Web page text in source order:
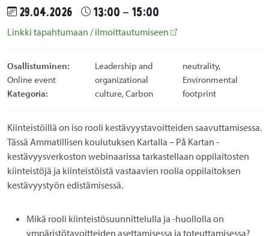
29.04.2026 13:00 – 15:00
Linkki tapahtumaan / ilmoittautumiseen
Osallistuminen:
Online event
Kategoria:
Leadership and
organizational
culture, Carbon
neutrality,
Environmental
footprint
Kiinteistöillä on iso rooli kestävyystavoitteiden saavuttamisessa.
Tässä Ammatillisen koulutuksen Kartalla – På Kartan -
kestävyysverkoston webinaarissa tarkastellaan oppilaitosten
kiinteistöjä ja kiinteistöistä vastaavien roolia oppilaitoksen
kestävyystyön edistämisessä.
Mikä rooli kiinteistösuunnittelulla ja -huollolla on
ympäristötavoitteiden asettamisessa ja toteuttamisessa?